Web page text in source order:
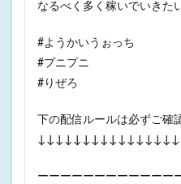
なるべく多く稼いでいきた
#ようかいうぉっち
#プニプニ
#りぜろ
下の配信ルールは必ずご確
ーーーーーーーーーーーー